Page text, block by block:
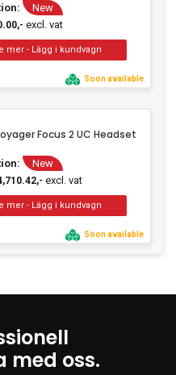
New
excl. vat
Soon available
Focus 2 UC Headset
New
excl. vat
Soon available
med oss.